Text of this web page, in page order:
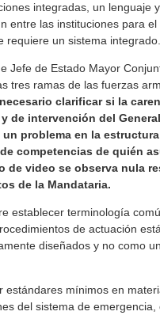
integradas, un lenguaje
entre las instituciones para
requiere un sistema integrado.
Jefe de Estado Mayor
tres ramas de las fuerzas
clarificar si la
de intervención del
problema en la
competencias de quién
de video se observa nula
de la Mandataria.
establecer terminología
de actuación
diseñados y no como
estándares mínimos en
del sistema de emergencia,